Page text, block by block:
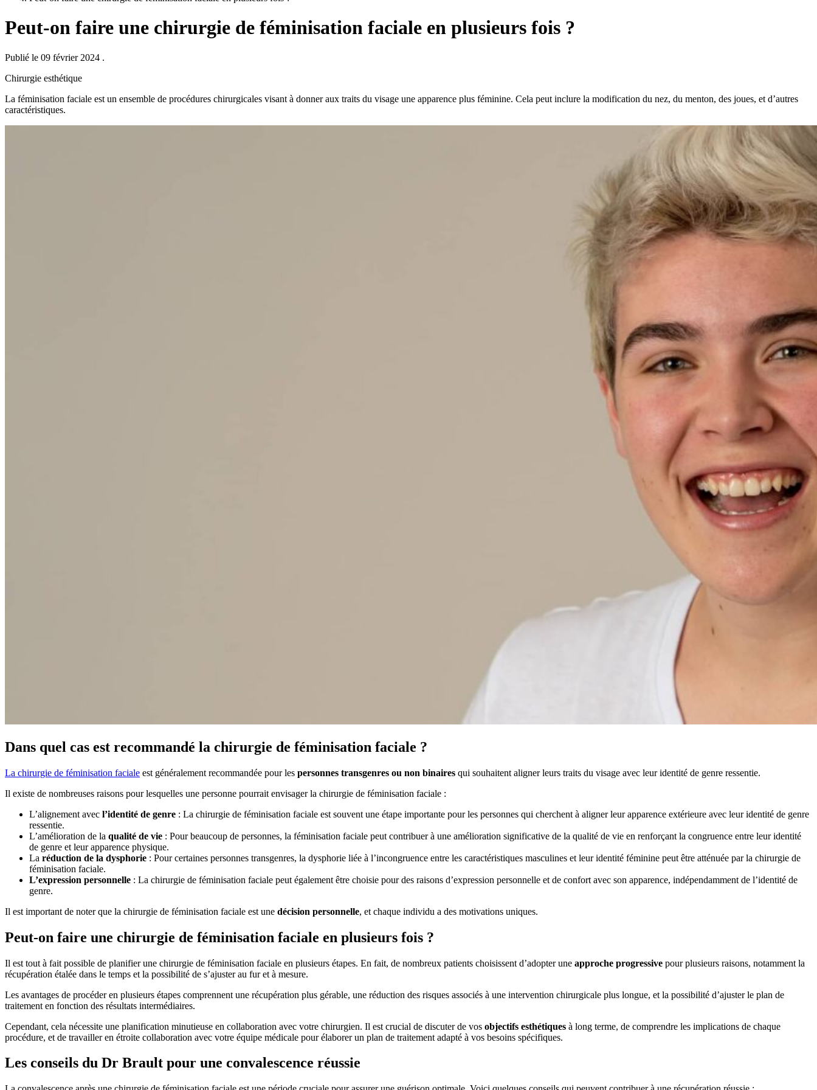
Peut-on faire une chirurgie de féminisation faciale en plusieurs fois ?
Publié le 09 février 2024 .
Chirurgie esthétique
La féminisation faciale est un ensemble de procédures chirurgicales visant à donner aux traits du visage une apparence plus féminine. Cela peut inclure la modification du nez, du menton, des joues, et d’autres
caractéristiques.
Dans quel cas est recommandé la chirurgie de féminisation faciale ?
La chirurgie de féminisation faciale est généralement recommandée pour les personnes transgenres ou non binaires qui souhaitent aligner leurs traits du visage avec leur identité de genre ressentie.
Il existe de nombreuses raisons pour lesquelles une personne pourrait envisager la chirurgie de féminisation faciale :
L’alignement avec l’identité de genre : La chirurgie de féminisation faciale est souvent une étape importante pour les personnes qui cherchent à aligner leur apparence extérieure avec leur identité de genre
ressentie.
L’amélioration de la qualité de vie : Pour beaucoup de personnes, la féminisation faciale peut contribuer à une amélioration significative de la qualité de vie en renforçant la congruence entre leur identité
de genre et leur apparence physique.
La réduction de la dysphorie : Pour certaines personnes transgenres, la dysphorie liée à l’incongruence entre les caractéristiques masculines et leur identité féminine peut être atténuée par la chirurgie de
féminisation faciale.
L’expression personnelle : La chirurgie de féminisation faciale peut également être choisie pour des raisons d’expression personnelle et de confort avec son apparence, indépendamment de l’identité de
genre.
Il est important de noter que la chirurgie de féminisation faciale est une décision personnelle, et chaque individu a des motivations uniques.
Peut-on faire une chirurgie de féminisation faciale en plusieurs fois ?
Il est tout à fait possible de planifier une chirurgie de féminisation faciale en plusieurs étapes. En fait, de nombreux patients choisissent d’adopter une approche progressive pour plusieurs raisons, notamment la
récupération étalée dans le temps et la possibilité de s’ajuster au fur et à mesure.
Les avantages de procéder en plusieurs étapes comprennent une récupération plus gérable, une réduction des risques associés à une intervention chirurgicale plus longue, et la possibilité d’ajuster le plan de
traitement en fonction des résultats intermédiaires.
Cependant, cela nécessite une planification minutieuse en collaboration avec votre chirurgien. Il est crucial de discuter de vos objectifs esthétiques à long terme, de comprendre les implications de chaque
procédure, et de travailler en étroite collaboration avec votre équipe médicale pour élaborer un plan de traitement adapté à vos besoins spécifiques.
Les conseils du Dr Brault pour une convalescence réussie